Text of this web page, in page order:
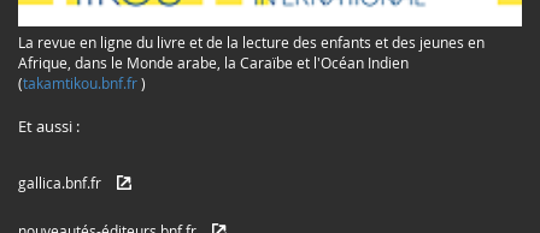
La revue en ligne du livre et de la lecture des enfants et des jeunes en
Afrique, dans le Monde arabe, la Caraïbe et l'Océan Indien
(takamtikou.bnf.fr)
Et aussi :
gallica.bnf.fr